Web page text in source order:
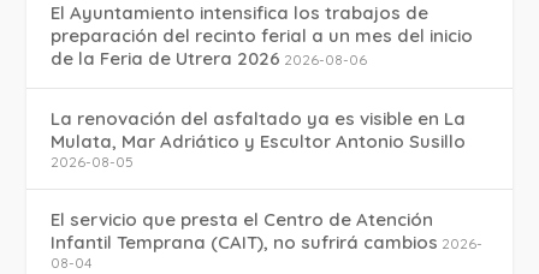
El Ayuntamiento intensifica los trabajos de
preparación del recinto ferial a un mes del inicio
de la Feria de Utrera 2026 2026-08-06
La renovación del asfaltado ya es visible en La
Mulata, Mar Adriático y Escultor Antonio Susillo
2026-08-05
El servicio que presta el Centro de Atención
Infantil Temprana (CAIT), no sufrirá cambios 2026-
08-04